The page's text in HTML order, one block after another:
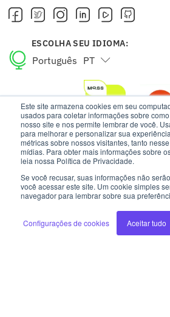
Este site armazena cookies em seu
usados para coletar informações sobre
nosso site e nos permite lembrar de você.
para melhorar e personalizar sua
métricas sobre nossos visitantes, tanto
mídias. Para obter mais informações sobre
leia nossa Política de Privacidade.
Se você recusar, suas informações não
você acessar este site. Um cookie simples
navegador para lembrar sobre sua
Configurações de cookies Aceitar tudo
ESCOLHA SEU IDIOMA:
Português PT
English EN
NOSSOS TERMOS DE USO E AVISO